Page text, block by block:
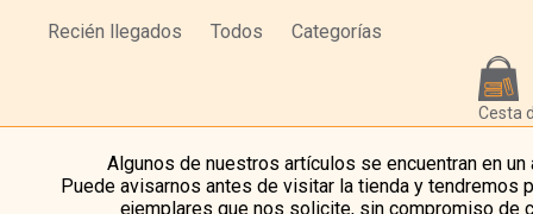
Recién llegados Todos Categorías
Cesta
Algunos de nuestros artículos se encuentran en un
Puede avisarnos antes de visitar la tienda y tendremos
ejemplares que nos solicite, sin compromiso de